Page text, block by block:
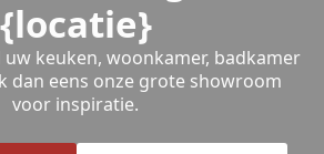
{locatie}
keuken, woonkamer, badkamer
dan eens onze grote showroom
voor inspiratie.